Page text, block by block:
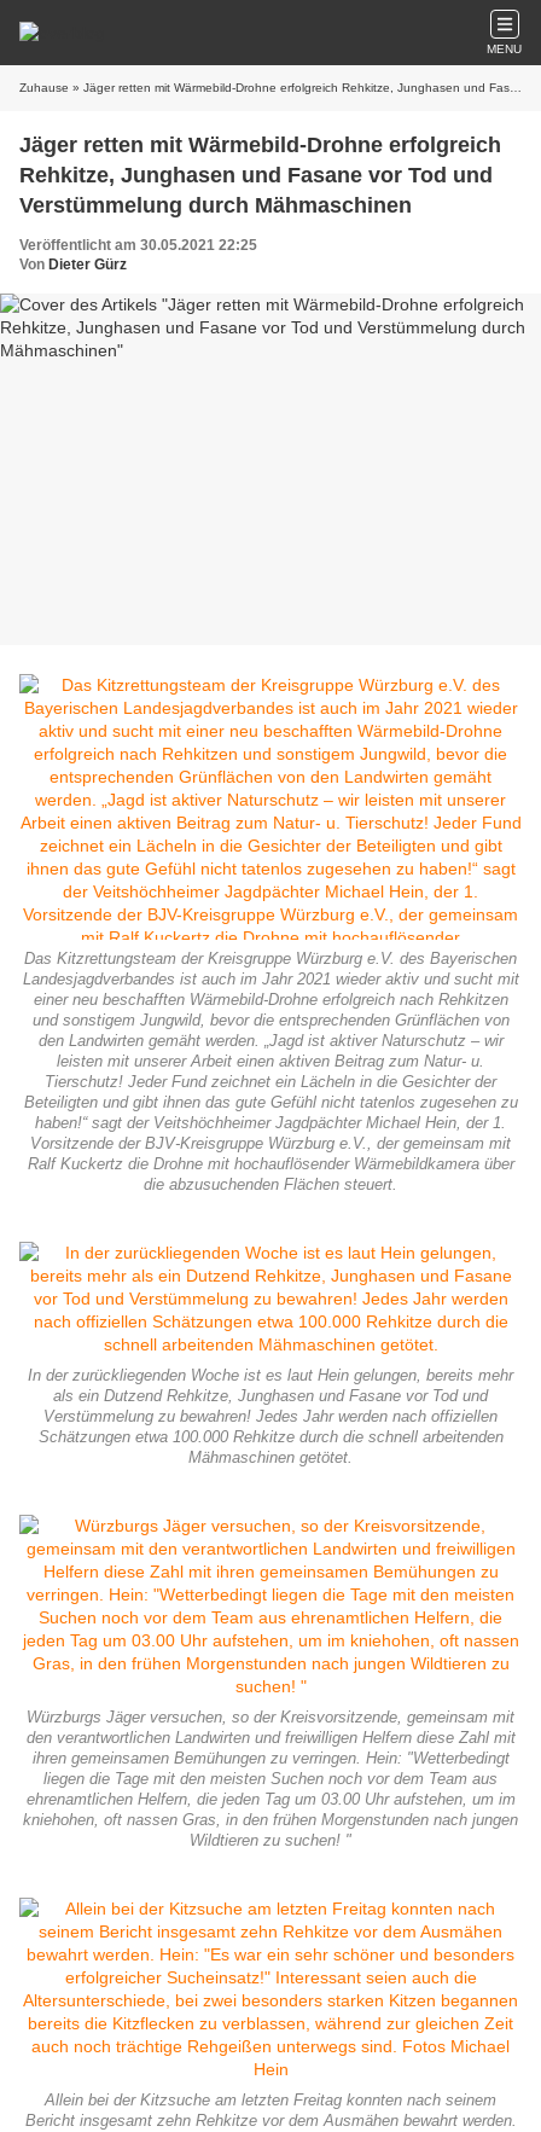
MENU
Zuhause » Jäger retten mit Wärmebild-Drohne erfolgreich Rehkitze, Junghasen und Fasane vor Tod und Verstümmelung durch Mähmaschinen
Jäger retten mit Wärmebild-Drohne erfolgreich
Rehkitze, Junghasen und Fasane vor Tod und
Verstümmelung durch Mähmaschinen
Veröffentlicht am 30.05.2021 22:25
Von Dieter Gürz
Das Kitzrettungsteam der Kreisgruppe Würzburg e.V. des Bayerischen
Landesjagdverbandes ist auch im Jahr 2021 wieder aktiv und sucht mit
einer neu beschafften Wärmebild-Drohne erfolgreich nach Rehkitzen
und sonstigem Jungwild, bevor die entsprechenden Grünflächen von
den Landwirten gemäht werden. „Jagd ist aktiver Naturschutz – wir
leisten mit unserer Arbeit einen aktiven Beitrag zum Natur- u.
Tierschutz! Jeder Fund zeichnet ein Lächeln in die Gesichter der
Beteiligten und gibt ihnen das gute Gefühl nicht tatenlos zugesehen zu
haben!“ sagt der Veitshöchheimer Jagdpächter Michael Hein, der 1.
Vorsitzende der BJV-Kreisgruppe Würzburg e.V., der gemeinsam mit
Ralf Kuckertz die Drohne mit hochauflösender Wärmebildkamera über
die abzusuchenden Flächen steuert.
In der zurückliegenden Woche ist es laut Hein gelungen, bereits mehr
als ein Dutzend Rehkitze, Junghasen und Fasane vor Tod und
Verstümmelung zu bewahren! Jedes Jahr werden nach offiziellen
Schätzungen etwa 100.000 Rehkitze durch die schnell arbeitenden
Mähmaschinen getötet.
Würzburgs Jäger versuchen, so der Kreisvorsitzende, gemeinsam mit
den verantwortlichen Landwirten und freiwilligen Helfern diese Zahl mit
ihren gemeinsamen Bemühungen zu verringen. Hein: "Wetterbedingt
liegen die Tage mit den meisten Suchen noch vor dem Team aus
ehrenamtlichen Helfern, die jeden Tag um 03.00 Uhr aufstehen, um im
kniehohen, oft nassen Gras, in den frühen Morgenstunden nach jungen
Wildtieren zu suchen! "
Allein bei der Kitzsuche am letzten Freitag konnten nach seinem
Bericht insgesamt zehn Rehkitze vor dem Ausmähen bewahrt werden.